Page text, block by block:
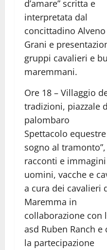
d’amare” scritta e
interpretata dal
concittadino Alveno
Grani e
gruppi cavalieri e
maremmani.
Ore 18 – Villaggio
tradizioni, piazzale
palombaro
Spettacolo equestre
sogno al tramonto”,
racconti e
uomini, vacche e
a cura dei cavalieri
Maremma in
collaborazione con
asd Ruben Ranch e
la partecipazione